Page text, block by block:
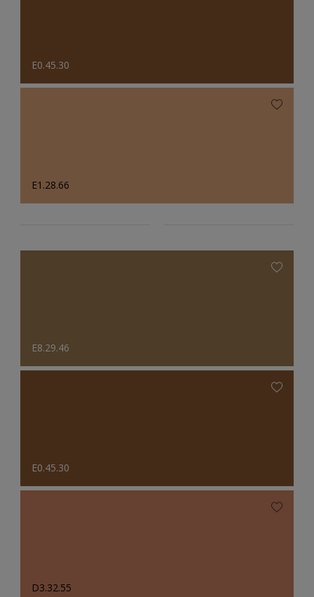
E0.45.30
E1.28.66
E8.29.46
E0.45.30
D3.32.55